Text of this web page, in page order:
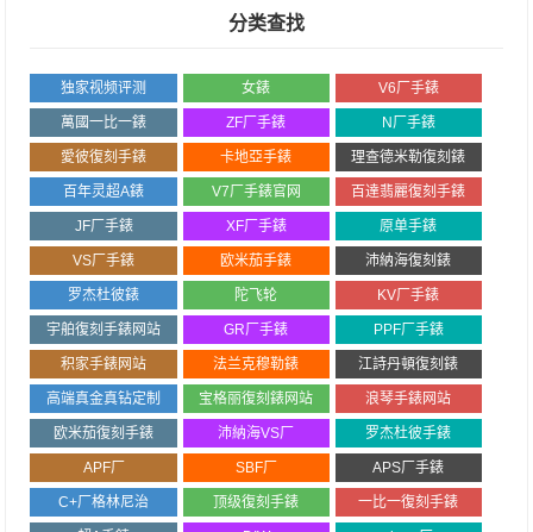
分类查找
独家视频评测 女錶 V6厂手錶
萬國一比一錶 ZF厂手錶 N厂手錶
愛彼復刻手錶 卡地亞手錶 理查德米勒復刻錶
百年灵超A錶 V7厂手錶官网 百達翡麗復刻手錶
JF厂手錶 XF厂手錶 原单手錶
VS厂手錶 欧米茄手錶 沛納海復刻錶
罗杰杜彼錶 陀飞轮 KV厂手錶
宇舶復刻手錶网站 GR厂手錶 PPF厂手錶
积家手錶网站 法兰克穆勒錶 江詩丹頓復刻錶
高端真金真钻定制 宝格丽復刻錶网站 浪琴手錶网站
欧米茄復刻手錶 沛納海VS厂 罗杰杜彼手錶
APF厂 SBF厂 APS厂手錶
C+厂格林尼治 顶级復刻手錶 一比一復刻手錶